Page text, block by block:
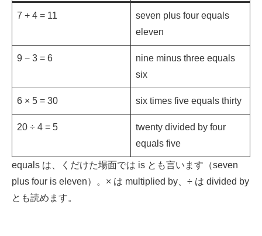
7 + 4 = 11
seven plus four equals
eleven
9 − 3 = 6
nine minus three equals
six
6 × 5 = 30 six times five equals thirty
20 ÷ 4 = 5
twenty divided by four
equals five
equals は、くだけた場面では is とも言います（seven
plus four is eleven）。× は multiplied by、÷ は divided by
とも読めます。